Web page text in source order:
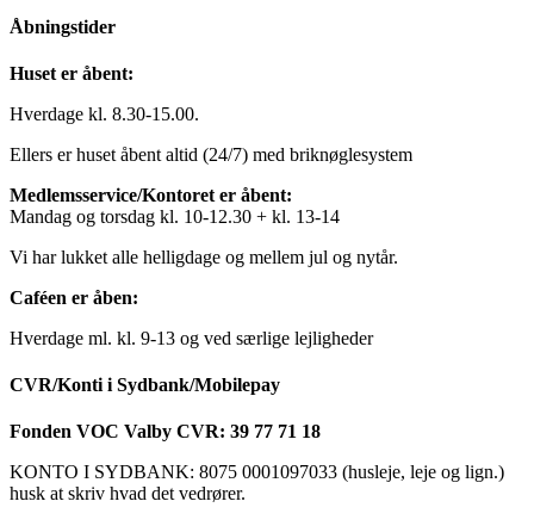
Åbningstider
Huset er åbent:
Hverdage kl. 8.30-15.00.
Ellers er huset åbent altid (24/7) med briknøglesystem
Medlemsservice/Kontoret er åbent:
Mandag og torsdag kl. 10-12.30 + kl. 13-14
Vi har lukket alle helligdage og mellem jul og nytår.
Caféen er åben:
Hverdage ml. kl. 9-13 og ved særlige lejligheder
CVR/Konti i Sydbank/Mobilepay
Fonden VOC Valby CVR: 39 77 71 18
KONTO I SYDBANK: 8075 0001097033 (husleje, leje og lign.)
husk at skriv hvad det vedrører.